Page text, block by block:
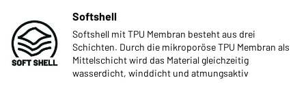
Softshell
Softshell mit TPU Membran besteht aus drei
Schichten. Durch die mikroporöse TPU Membran als
Mittelschicht wird das Material gleichzeitig
wasserdicht, winddicht und atmungsaktiv